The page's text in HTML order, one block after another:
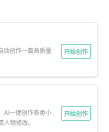
员能够按照标准提供服
照服务流程和标准操作，
卫生、设施设备齐全完
。
动创作一篇高质量
开始创作
AI一键创作各类小
物修改。
开始创作